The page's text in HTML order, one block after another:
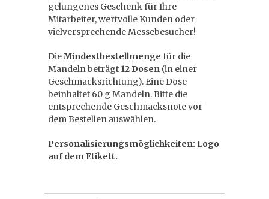
gelungenes Geschenk für Ihre
Mitarbeiter, wertvolle Kunden oder
vielversprechende Messebesucher!
DieMindestbestellmenge für die
Mandeln beträgt 12 Dosen (in einer
Geschmacksrichtung). Eine Dose
beinhaltet 60 g Mandeln. Bitte die
entsprechende Geschmacksnote vor
dem Bestellen auswählen.
Personalisierungsmöglichkeiten: Logo
auf dem Etikett.